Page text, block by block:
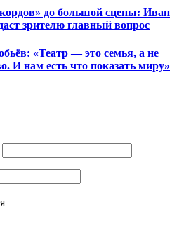
до большой сцены: Иван
зрителю главный вопрос
«Театр — это семья, а не
И нам есть что показать миру»